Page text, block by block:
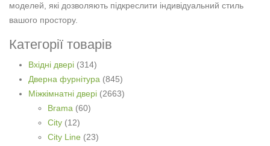
моделей, які дозволяють підкреслити індивідуальний стиль
вашого простору.
Категорії товарів
Вхідні двері (314)
Дверна фурнітура (845)
Міжкімнатні двері (2663)
Brama (60)
City (12)
City Line (23)